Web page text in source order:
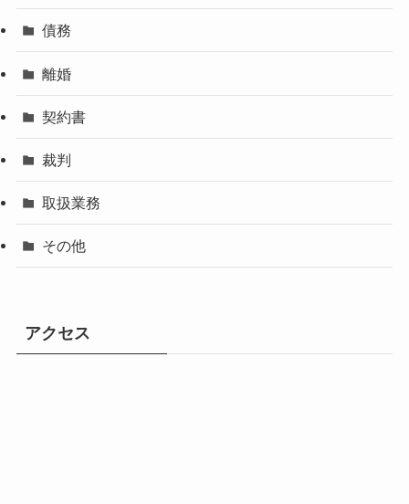
債務
離婚
契約書
裁判
取扱業務
その他
アクセス